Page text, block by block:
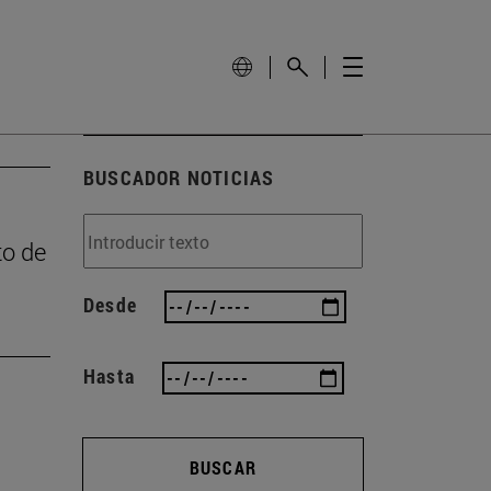
de
BUSCADOR NOTICIAS
Desde
Hasta
BUSCAR